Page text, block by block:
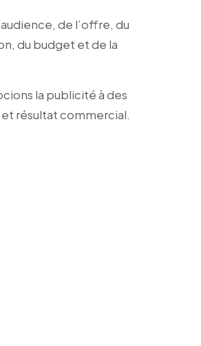
de l’offre, du
du budget et de la
la publicité à des
résultat commercial.